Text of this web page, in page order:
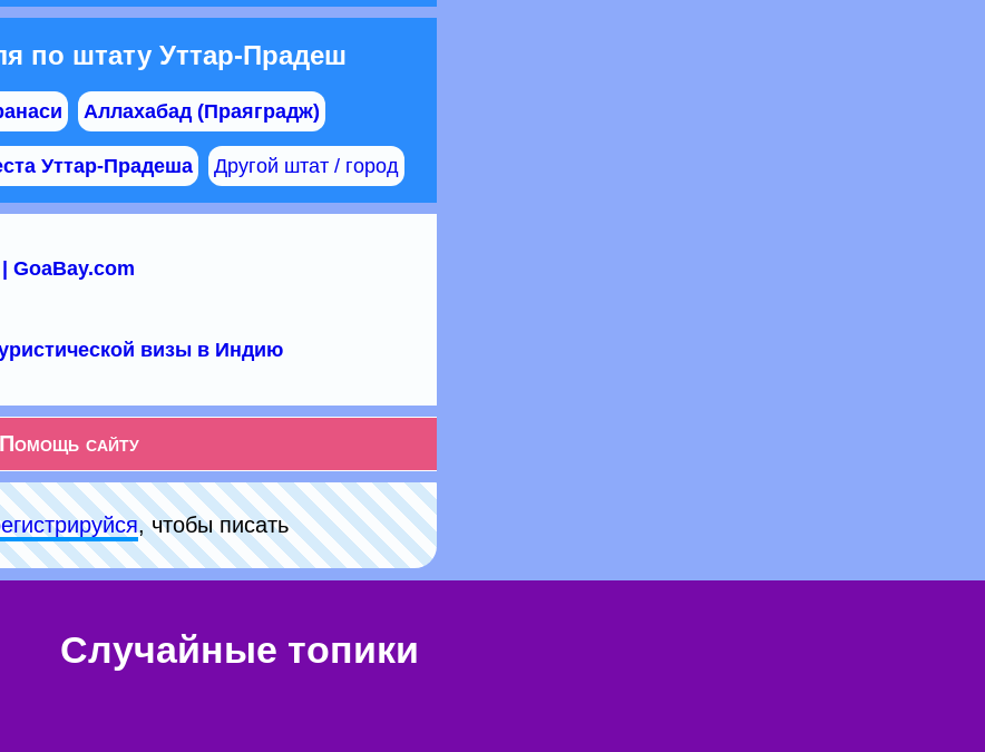
по штату Уттар-Прадеш
Аллахабад (Праяградж)
Уттар-Прадеша Другой штат / город
GoaBay.com
визы в Индию
Помощь сайту
, чтобы писать
Случайные топики